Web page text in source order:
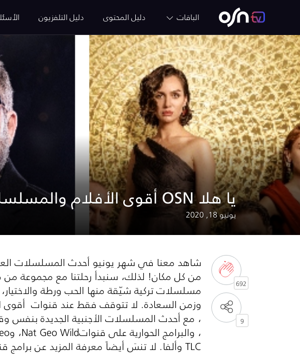
الباقات دليل المحتوى دليل التلفزيون
أقوى الأفلام والمسلسلات العربية والمدبلجة على قنوات OSN يا هلا
يونيو 18, 2020
692
9
شاهد معنا في شهر يونيو أحدث المسلسلات
مسلسلات تركية شيّقة منها الحب ورطة
وزمن السعادة. لا تتوقف فقط عند قنوات أقوى
، مع أحدث المسلسلات الأجنبية الجديدة بنفس
، وNat Geo Wild، والبرامج الحوارية على قنوات
TLCوألفا. لا تنسَ أيضاً معرفة المزيد عن برامج